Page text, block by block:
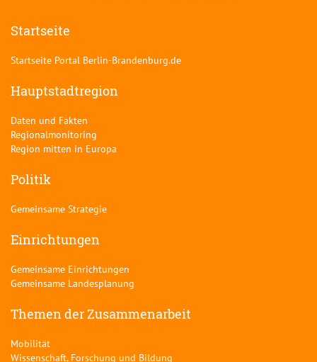
Startseite
Startseite Portal Berlin-Brandenburg.de
Hauptstadtregion
Daten und Fakten
Regionalmonitoring
Region mitten in Europa
Politik
Gemeinsame Strategie
Einrichtungen
Gemeinsame Einrichtungen
Gemeinsame Landesplanung
Themen der Zusammenarbeit
Mobilität
Wissenschaft, Forschung und Bildung